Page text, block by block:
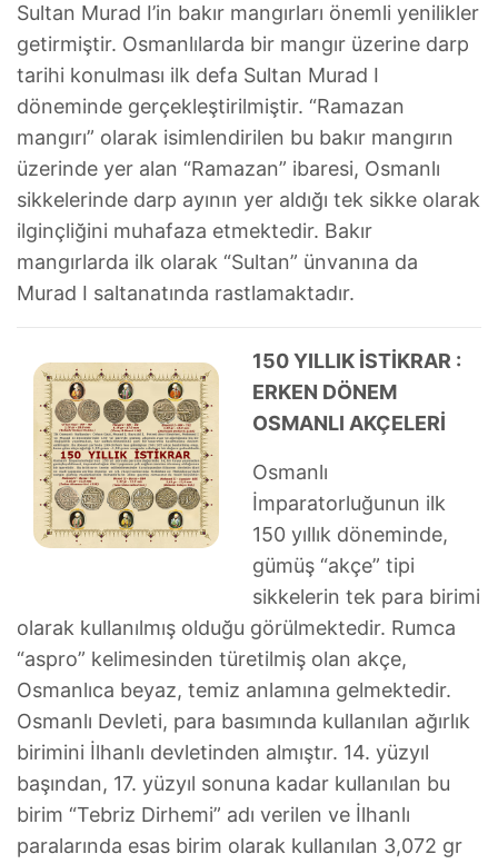
Sultan Murad I’in bakır mangırları önemli yenilikler
getirmiştir. Osmanlılarda bir mangır üzerine darp
tarihi konulması ilk defa Sultan Murad I
döneminde gerçekleştirilmiştir. “Ramazan
mangırı” olarak isimlendirilen bu bakır mangırın
üzerinde yer alan “Ramazan” ibaresi, Osmanlı
sikkelerinde darp ayının yer aldığı tek sikke olarak
ilginçliğini muhafaza etmektedir. Bakır
mangırlarda ilk olarak “Sultan” ünvanına da
Murad I saltanatında rastlamaktadır.
150 YILLIK İSTİKRAR :
ERKEN DÖNEM
OSMANLI AKÇELERİ
Osmanlı
İmparatorluğunun ilk
150 yıllık döneminde,
gümüş “akçe” tipi
sikkelerin tek para birimi
olarak kullanılmış olduğu görülmektedir. Rumca
“aspro” kelimesinden türetilmiş olan akçe,
Osmanlıca beyaz, temiz anlamına gelmektedir.
Osmanlı Devleti, para basımında kullanılan ağırlık
birimini İlhanlı devletinden almıştır. 14. yüzyıl
başından, 17. yüzyıl sonuna kadar kullanılan bu
birim “Tebriz Dirhemi” adı verilen ve İlhanlı
paralarında esas birim olarak kullanılan 3,072 gr